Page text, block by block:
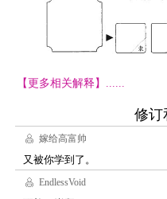
【更多相关解释】......